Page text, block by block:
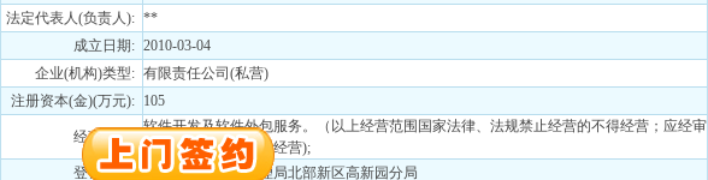
法定代表人(负责人): **
成立日期: 2010-03-04
企业(机构)类型: 有限责任公司(私营)
注册资本(金)(万元): 105
经营范围:
软件开发及软件外包服务。（以上经营范围国家法律、法规禁止经营的不得经营；应经审
批而未获审批前不得经营);
登记机关:重庆市工商行政管理局北部新区高新园分局